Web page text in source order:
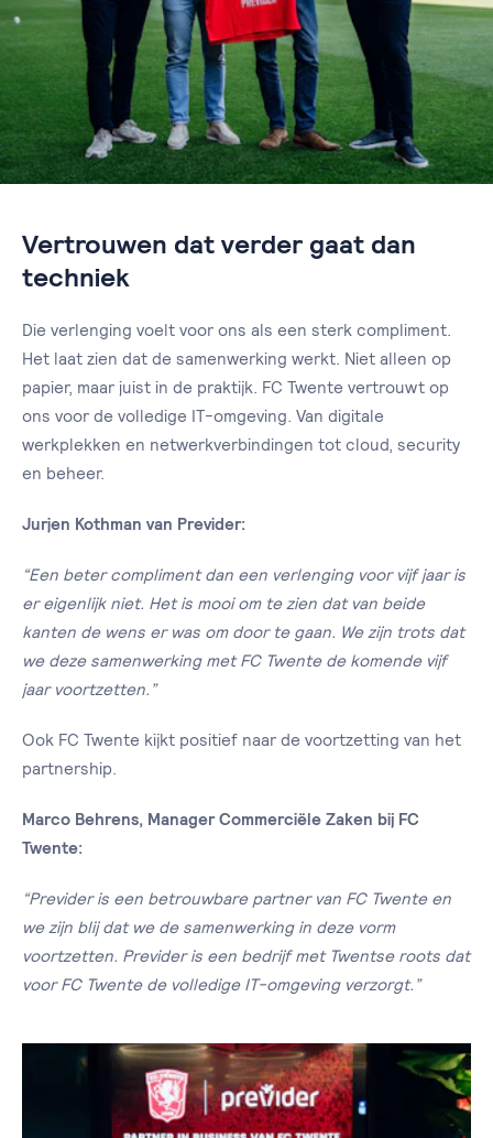
Vertrouwen dat verder gaat dan
techniek
Die verlenging voelt voor ons als een sterk compliment.
Het laat zien dat de samenwerking werkt. Niet alleen op
papier, maar juist in de praktijk. FC Twente vertrouwt op
ons voor de volledige IT-omgeving. Van digitale
werkplekken en netwerkverbindingen tot cloud, security
en beheer.
Jurjen Kothman van Previder:
“Een beter compliment dan een verlenging voor vijf jaar is
er eigenlijk niet. Het is mooi om te zien dat van beide
kanten de wens er was om door te gaan. We zijn trots dat
we deze samenwerking met FC Twente de komende vijf
jaar voortzetten.”
Ook FC Twente kijkt positief naar de voortzetting van het
partnership.
Marco Behrens, Manager Commerciële Zaken bij FC
Twente:
“Previder is een betrouwbare partner van FC Twente en
we zijn blij dat we de samenwerking in deze vorm
voortzetten. Previder is een bedrijf met Twentse roots dat
voor FC Twente de volledige IT-omgeving verzorgt.”